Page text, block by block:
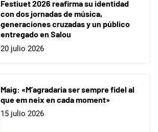
Festiuet 2026 reafirma su identidad
con dos jornadas de música,
generaciones cruzadas y un público
entregado en Salou
20 julio 2026
Maig: «M’agradaria ser sempre fidel al
que em neix en cada moment»
15 julio 2026